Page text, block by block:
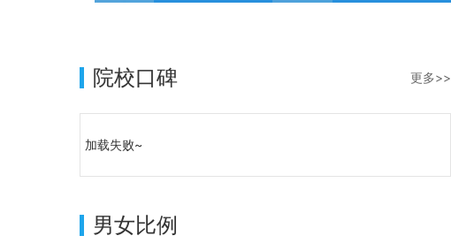
院校口碑 更多>>
加载失败~
男女比例